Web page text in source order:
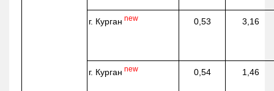
г. Курган new 0,53 3,16
г. Курган new 0,54 1,46